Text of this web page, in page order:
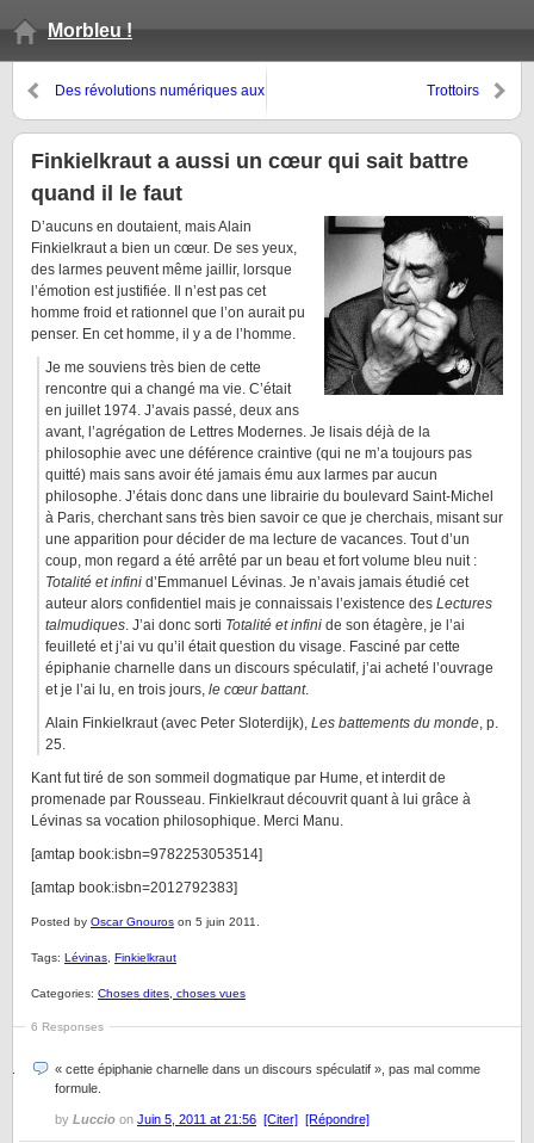
Morbleu !
Des révolutions numériques aux
Trottoirs
Finkielkraut a aussi un cœur qui sait battre
quand il le faut
D’aucuns en doutaient, mais Alain
Finkielkraut a bien un cœur. De ses yeux,
des larmes peuvent même jaillir, lorsque
l’émotion est justifiée. Il n’est pas cet
homme froid et rationnel que l’on aurait pu
penser. En cet homme, il y a de l’homme.
Je me souviens très bien de cette
rencontre qui a changé ma vie. C’était
en juillet 1974. J’avais passé, deux ans
avant, l’agrégation de Lettres Modernes. Je lisais déjà de la
philosophie avec une déférence craintive (qui ne m’a toujours pas
quitté) mais sans avoir été jamais ému aux larmes par aucun
philosophe. J’étais donc dans une librairie du boulevard Saint-Michel
à Paris, cherchant sans très bien savoir ce que je cherchais, misant sur
une apparition pour décider de ma lecture de vacances. Tout d’un
coup, mon regard a été arrêté par un beau et fort volume bleu nuit :
Totalité et infini d’Emmanuel Lévinas. Je n’avais jamais étudié cet
auteur alors confidentiel mais je connaissais l’existence des Lectures
talmudiques. J’ai donc sorti Totalité et infini de son étagère, je l’ai
feuilleté et j’ai vu qu’il était question du visage. Fasciné par cette
épiphanie charnelle dans un discours spéculatif, j’ai acheté l’ouvrage
et je l’ai lu, en trois jours, le cœur battant.
Alain Finkielkraut (avec Peter Sloterdijk), Les battements du monde, p.
25.
Kant fut tiré de son sommeil dogmatique par Hume, et interdit de
promenade par Rousseau. Finkielkraut découvrit quant à lui grâce à
Lévinas sa vocation philosophique. Merci Manu.
[amtap book:isbn=9782253053514]
[amtap book:isbn=2012792383]
Posted by Oscar Gnouros on 5 juin 2011.
Tags: Lévinas Finkielkraut
Categories: Choses dites, choses vues
6 Responses
« cette épiphanie charnelle dans un discours spéculatif », pas mal comme
formule.
by Luccio on Juin 5, 2011 at 21:56 [Citer] [Répondre]